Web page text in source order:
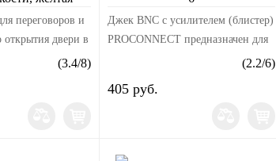
переговоров и
открытия двери в
(3.4/8)
Джек BNC c усилителем (блистер)
PROCONNECT предназначен для
приемо-передачи видеосигнала на
без использования
(2.2/6)
405 руб.